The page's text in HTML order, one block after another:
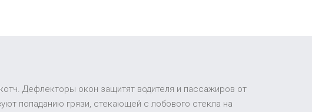
Дефлекторы окон защитят водителя и пассажиров от
попаданию грязи, стекающей с лобового стекла на